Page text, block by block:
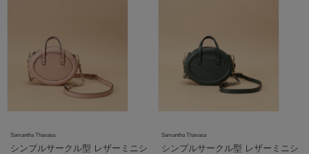
Samantha Thavasa
シンプルサークル型 レザーミニシ
Samantha Thavasa
シンプルサークル型 レザーミニシ